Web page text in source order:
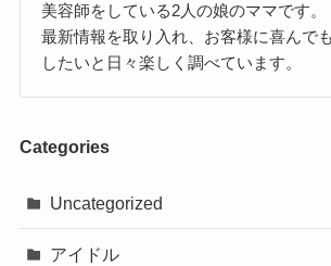
美容師をしている2人の娘のママです。
最新情報を取り入れ、お客様に喜んで
したいと日々楽しく調べています。
Categories
Uncategorized
アイドル